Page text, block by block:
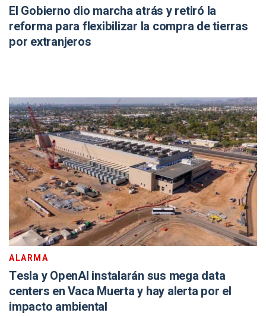
El Gobierno dio marcha atrás y retiró la
reforma para flexibilizar la compra de tierras
por extranjeros
ALARMA
Tesla y OpenAI instalarán sus mega data
centers en Vaca Muerta y hay alerta por el
impacto ambiental